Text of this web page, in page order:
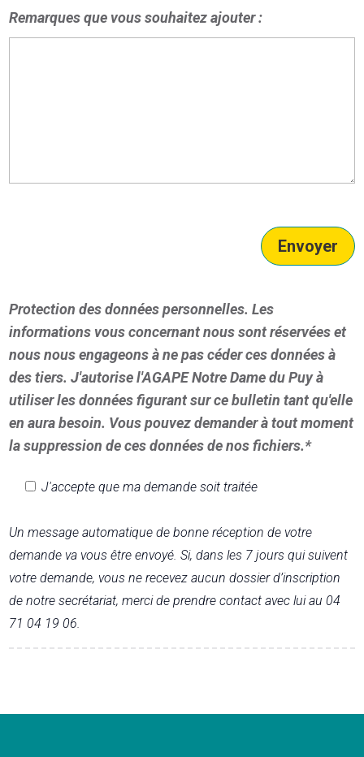
Remarques que vous souhaitez ajouter :
Envoyer
Protection des données personnelles. Les
informations vous concernant nous sont réservées et
nous nous engageons à ne pas céder ces données à
des tiers. J'autorise l'AGAPE Notre Dame du Puy à
utiliser les données figurant sur ce bulletin tant qu'elle
en aura besoin. Vous pouvez demander à tout moment
la suppression de ces données de nos fichiers.*
J'accepte que ma demande soit traitée
Un message automatique de bonne réception de votre
demande va vous être envoyé. Si, dans les 7 jours qui suivent
votre demande, vous ne recevez aucun dossier d’inscription
de notre secrétariat, merci de prendre contact avec lui au 04
71 04 19 06.